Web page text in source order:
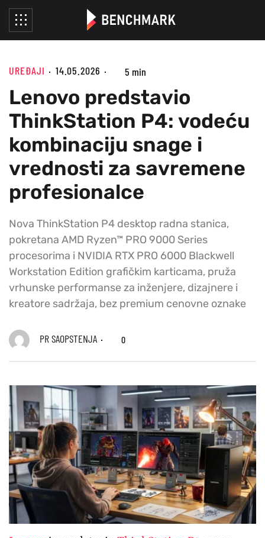
UREĐAJI 14.05.2026 5 min
Lenovo predstavio
ThinkStation P4: vodeću
kombinaciju snage i
vrednosti za savremene
profesionalce
Nova ThinkStation P4 desktop radna stanica,
pokretana AMD Ryzen™ PRO 9000 Series
procesorima i NVIDIA RTX PRO 6000 Blackwell
Workstation Edition grafičkim karticama, pruža
vrhunske performanse za inženjere, dizajnere i
kreatore sadržaja, bez premium cenovne oznake
PR SAOPSTENJA 0